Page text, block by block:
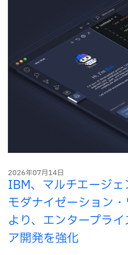
2026年07月14日
IBM、マルチエージ
モダナイゼーション
より、エンタープラ
ア開発を強化